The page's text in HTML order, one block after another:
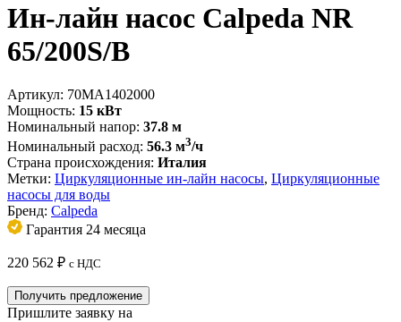
Ин-лайн насос Calpeda NR
65/200S/B
Артикул: 70MA1402000
Мощность: 15 кВт
Номинальный напор: 37.8 м
Номинальный расход: 56.3 м3/ч
Страна происхождения: Италия
Метки: Циркуляционные ин-лайн насосы, Циркуляционные
насосы для воды
Бренд: Calpeda
Гарантия 24 месяца
220 562 ₽ с НДС
Получить предложение
Пришлите заявку на